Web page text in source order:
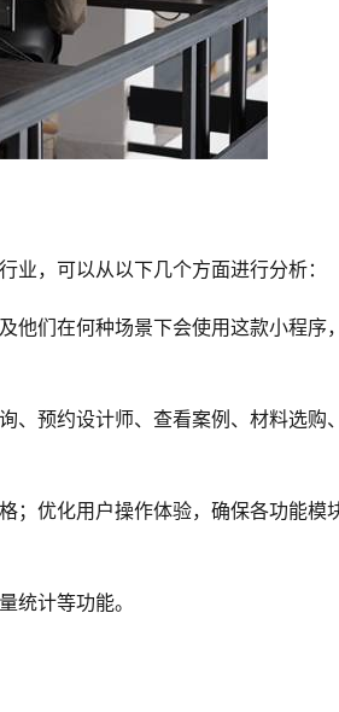
，可以从以下几个方面进行分析：
他们在何种场景下会使用这款小程序
、预约设计师、查看案例、材料选购
；优化用户操作体验，确保各功能模
统计等功能。